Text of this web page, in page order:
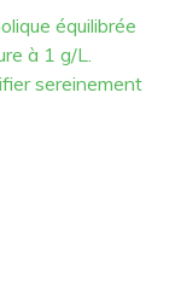
équilibrée
à 1 g/L.
sereinement